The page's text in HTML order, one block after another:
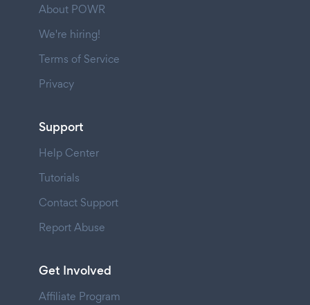
About POWR
We're hiring!
Terms of Service
Privacy
Support
Help Center
Tutorials
Contact Support
Report Abuse
Get Involved
Affiliate Program